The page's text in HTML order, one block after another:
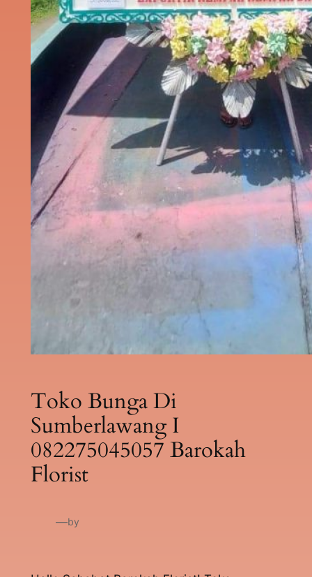
Toko Bunga Di
Sumberlawang I
082275045057 Barokah
Florist
—by